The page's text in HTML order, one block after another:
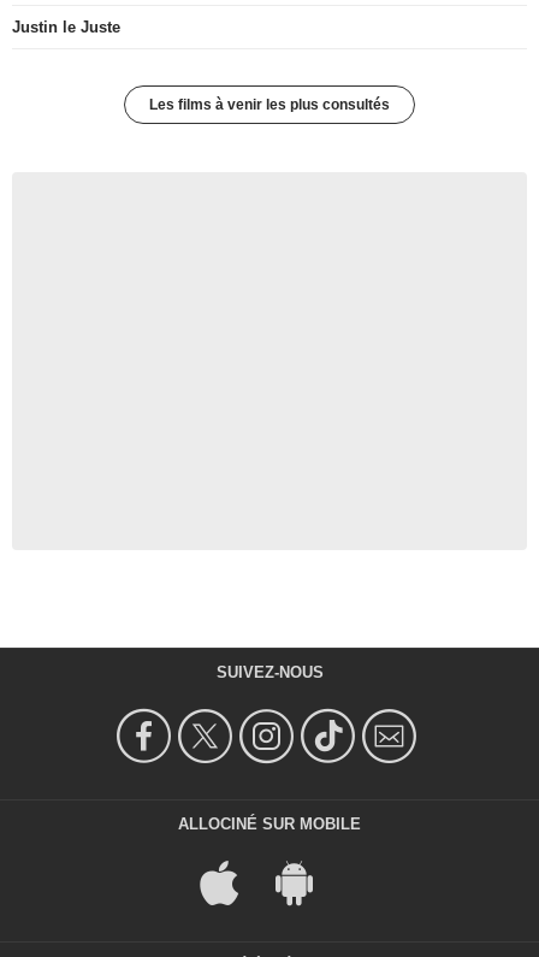
Justin le Juste
Les films à venir les plus consultés
SUIVEZ-NOUS
ALLOCINÉ SUR MOBILE